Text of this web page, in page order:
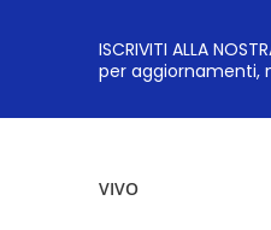
ISCRIVITI ALLA
per aggiornamenti,
VIVO